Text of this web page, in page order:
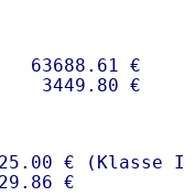
€
€ (Klasse I)
€